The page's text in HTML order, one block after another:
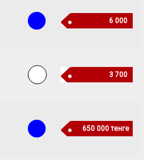
6 000
3 700
650 000 тенге